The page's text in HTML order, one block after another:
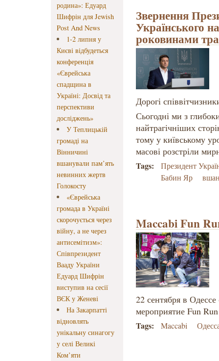
родина»: Едуард
Шифрін для Jewish
Post And News
1-2 липня у
Києві відбудеться
конференція
«Єврейська
спадщина в
Україні: Досвід та
перспективи
досліджень»
У Теплицькій
громаді на
Вінничині
вшанували пам’ять
невинних жертв
Голокосту
«Єврейська
громада в Україні
скорочується через
війну, а не через
антисемітизм»:
Співпрезидент
Вааду України
Едуард Шифрін
виступив на сесії
ВЄК у Женеві
На Закарпатті
відновлять
унікальну синагогу
у селі Великі
Ком’яти
Звернення
Українського
роковинами
Дорогі
Сьогодні ми з
найтрагічніших
тому у київському
масові розстріли
Tags:
Президент
Бабин Яр
Maccabi Fun
22 сентября в
мероприятие Fun Run
Tags: Maccabi